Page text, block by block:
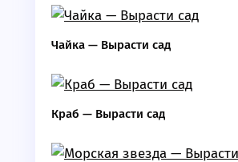
Чайка — Вырасти сад
Краб — Вырасти сад